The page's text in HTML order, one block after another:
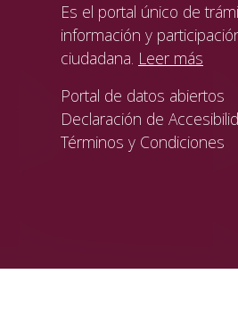
Es el portal único de
información y
ciudadana. Leer más
Portal de datos abiertos
Declaración de
Términos y Condiciones